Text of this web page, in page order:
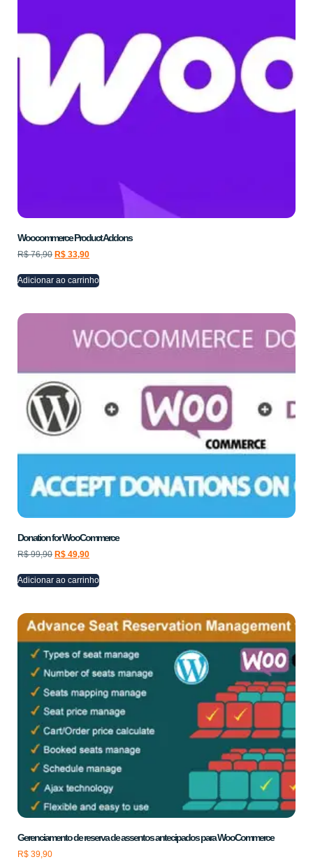
Woocommerce Product Addons
R$76,90 R$ 33,90
Adicionar ao carrinho
Donation for WooCommerce
R$99,90 R$ 49,90
Adicionar ao carrinho
Gerenciamento de reserva de assentos antecipados para WooCommerce
R$ 39,90